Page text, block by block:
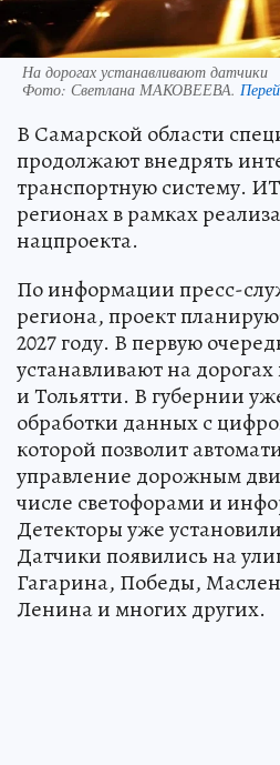
На дорогах устанавливают датчики
Фото: Светлана МАКОВЕЕВА.
В Самарской области
продолжают внедрять
транспортную систему.
регионах в рамках
нацпроекта.
По информации пресс-
региона, проект
2027 году. В первую
устанавливают на
и Тольятти. В губернии
обработки данных с
которой позволит
управление дорожным
числе светофорами и
Детекторы уже
Датчики появились на
Гагарина, Победы,
Ленина и многих других.